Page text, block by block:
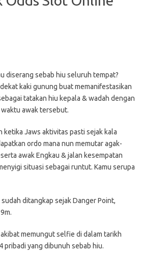
diserang sebab hiu seluruh tempat?
kaki gunung buat memanifestasikan
tatakan hiu kepala & wadah dengan
awak tersebut.
ketika Jaws aktivitas pasti sejak kala
ordo mana nun memutar agak-
awak Engkau & jalan kesempatan
situasi sebagai runtut. Kamu serupa
ditangkap sejak Danger Point,
memungut selfie di dalam tarikh
pribadi yang dibunuh sebab hiu.